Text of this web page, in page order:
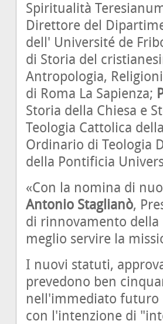
Spiritualità
Direttore del
dell' Université de
di Storia del
Antropologia,
di Roma La Sapienza;
Storia della Chiesa e
Teologia Cattolica
Ordinario di Teologia
della Pontificia
«Con la nomina di
Antonio Staglianò,
di rinnovamento della
meglio servire la
I nuovi statuti,
prevedono ben
nell'immediato futuro
con l'intenzione di